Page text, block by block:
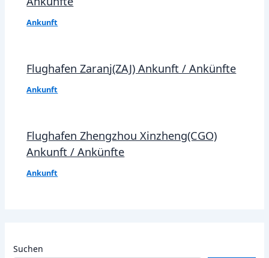
Ankunft
Flughafen Zaranj(ZAJ) Ankunft / Ankünfte
Ankunft
Flughafen Zhengzhou Xinzheng(CGO)
Ankunft / Ankünfte
Ankunft
Suchen